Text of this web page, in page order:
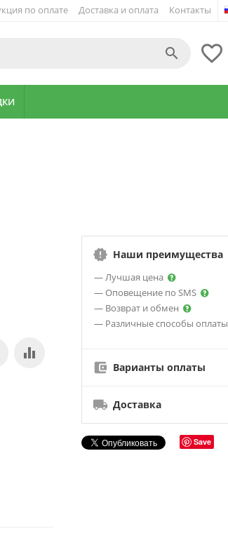
по оплате Доставка и оплата Контакты


Наши преимущества
— Лучшая цена
— Оповещение по SMS
— Возврат и обмен
— Различные способы оплаты
Варианты оплаты
Доставка
Save